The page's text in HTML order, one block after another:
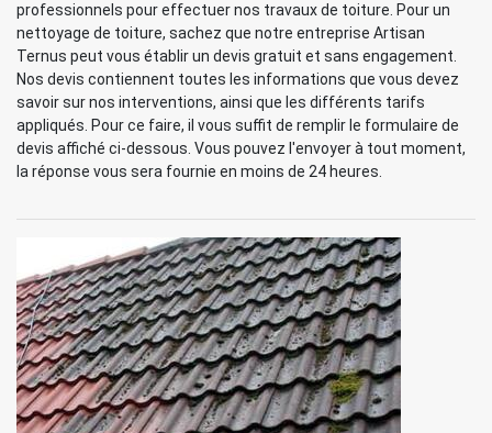
professionnels pour effectuer nos travaux de toiture. Pour un
nettoyage de toiture, sachez que notre entreprise Artisan
Ternus peut vous établir un devis gratuit et sans engagement.
Nos devis contiennent toutes les informations que vous devez
savoir sur nos interventions, ainsi que les différents tarifs
appliqués. Pour ce faire, il vous suffit de remplir le formulaire de
devis affiché ci-dessous. Vous pouvez l'envoyer à tout moment,
la réponse vous sera fournie en moins de 24 heures.